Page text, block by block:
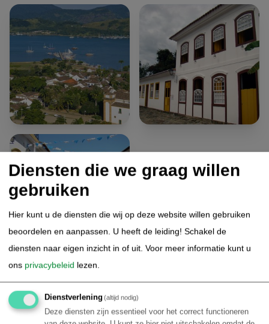
5.Paraty - boottocht (SIB) (PATEX4)
Vandaag staat er een relaxte bootexcursie op het
programma. In de ochtend loopt u naar het haventje van
Diensten die we graag willen
gebruiken
Hier kunt u de diensten die wij op deze website willen gebruiken
beoordelen en aanpassen. U heeft de leiding! Schakel de
diensten naar eigen inzicht in of uit. Voor meer informatie kunt u
ons privacybeleid lezen.
Dienstverlening(altijd nodig)
Deze diensten zijn essentieel voor het correct functioneren